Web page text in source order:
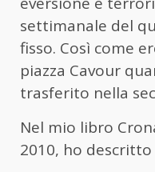
settimanale del
fisso. Così come
piazza Cavour
trasferito nella
Nel mio libro
2010, ho